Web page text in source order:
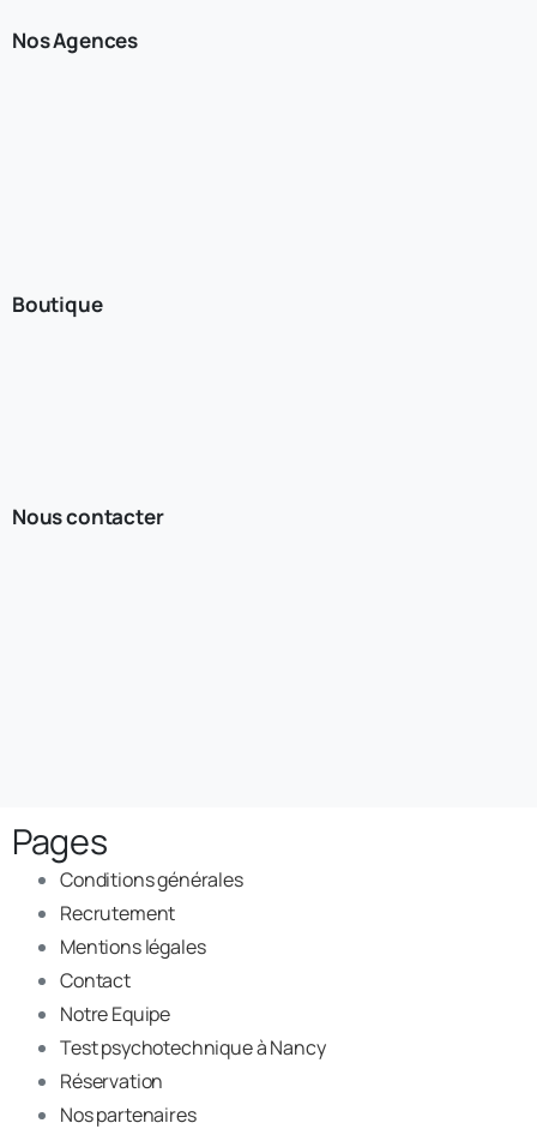
Nos Agences
Boutique
Nous contacter
Pages
Conditions générales
Recrutement
Mentions légales
Contact
Notre Equipe
Test psychotechnique à Nancy
Réservation
Nos partenaires